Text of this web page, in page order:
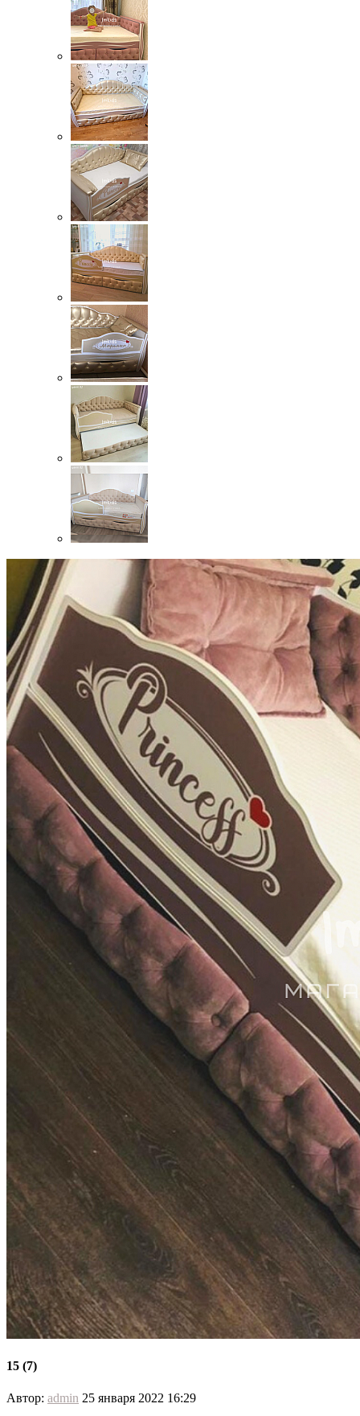
15 (7)
Автор: admin 25 января 2022 16:29